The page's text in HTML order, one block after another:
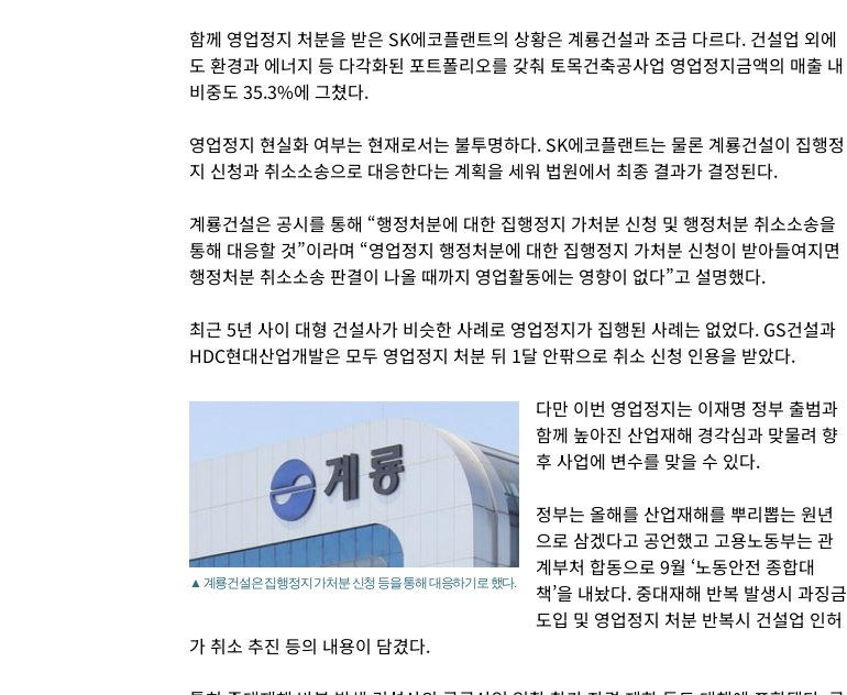
함께 영업정지 처분을 받은 SK에코플랜트의 상황은 계룡건설과 조금 다르다. 건설업 외에
도 환경과 에너지 등 다각화된 포트폴리오를 갖춰 토목건축공사업 영업정지금액의 매출 내
비중도 35.3%에 그쳤다.
영업정지 현실화 여부는 현재로서는 불투명하다. SK에코플랜트는 물론 계룡건설이 집행정
지 신청과 취소소송으로 대응한다는 계획을 세워 법원에서 최종 결과가 결정된다.
계룡건설은 공시를 통해 “행정처분에 대한 집행정지 가처분 신청 및 행정처분 취소소송을
통해 대응할 것”이라며 “영업정지 행정처분에 대한 집행정지 가처분 신청이 받아들여지면
행정처분 취소소송 판결이 나올 때까지 영업활동에는 영향이 없다”고 설명했다.
최근 5년 사이 대형 건설사가 비슷한 사례로 영업정지가 집행된 사례는 없었다. GS건설과
HDC현대산업개발은 모두 영업정지 처분 뒤 1달 안팎으로 취소 신청 인용을 받았다.
▲ 계룡건설은 집행정지 가처분 신청 등을 통해 대응하기로 했다.
다만 이번 영업정지는 이재명 정부 출범과
함께 높아진 산업재해 경각심과 맞물려 향
후 사업에 변수를 맞을 수 있다.
정부는 올해를 산업재해를 뿌리뽑는 원년
으로 삼겠다고 공언했고 고용노동부는 관
계부처 합동으로 9월 ‘노동안전 종합대
책’을 내놨다. 중대재해 반복 발생시 과징금
도입 및 영업정지 처분 반복시 건설업 인허
가 취소 추진 등의 내용이 담겼다.